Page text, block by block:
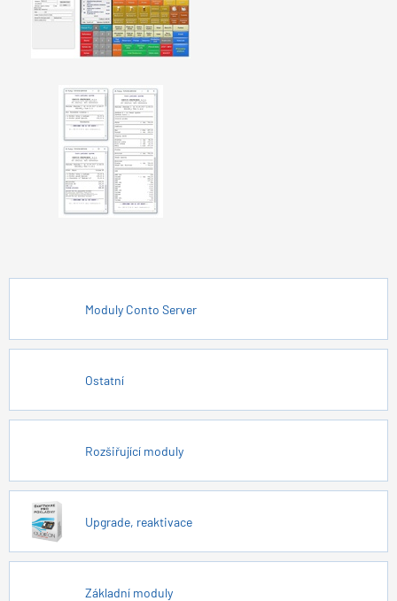
Moduly Conto Server
Ostatní
Rozšiřující moduly
Upgrade, reaktivace
Základní moduly